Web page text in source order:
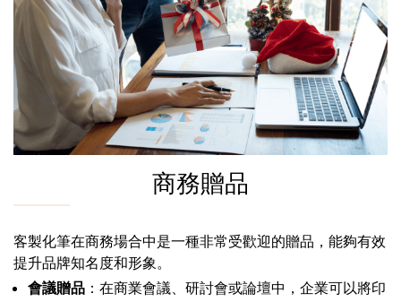
商務贈品
客製化筆在商務場合中是一種非常受歡迎的贈品，能夠有效
提升品牌知名度和形象。
會議贈品 ：在商業會議、研討會或論壇中，企業可以將印